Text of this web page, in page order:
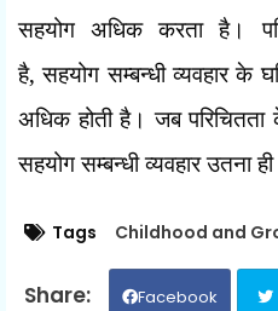
सहयोग अधिक करता है।
है,सहयोग सम्बन्धी व्यवहार के
अधिक होती है। जब
सहयोग सम्बन्धी व्यवहार उतना
Tags Childhood and
Facebook